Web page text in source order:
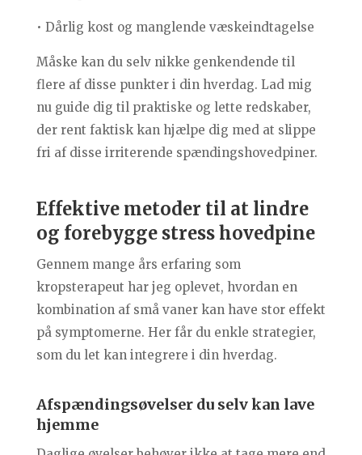
• Dårlig kost og manglende væskeindtagelse
Måske kan du selv nikke genkendende til
flere af disse punkter i din hverdag. Lad mig
nu guide dig til praktiske og lette redskaber,
der rent faktisk kan hjælpe dig med at slippe
fri af disse irriterende spændingshovedpiner.
Effektive metoder til at lindre
og forebygge stress hovedpine
Gennem mange års erfaring som
kropsterapeut har jeg oplevet, hvordan en
kombination af små vaner kan have stor effekt
på symptomerne. Her får du enkle strategier,
som du let kan integrere i din hverdag.
Afspændingsøvelser du selv kan lave
hjemme